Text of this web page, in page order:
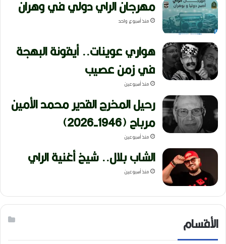
مهرجان الراي دولي في وهران
منذ أسبوع واحد
هواري عوينات.. أيقونة البهجة
في زمن عصيب
منذ أسبوعين
رحيل المخرج القدير محمد الأمين
مرباح (1946-2026)
منذ أسبوعين
الشاب بلال.. شيخ أغنية الراي
منذ أسبوعين
الأقسام